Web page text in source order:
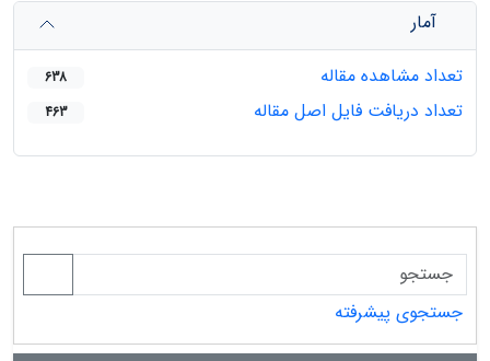
آمار
تعداد مشاهده مقاله
638
تعداد دریافت فایل اصل مقاله 463
جستجوی پیشرفته